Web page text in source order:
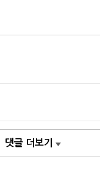
댓글 더보기